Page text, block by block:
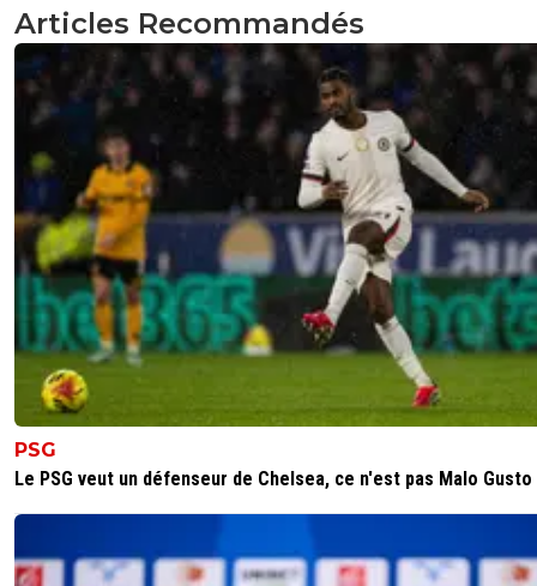
Articles Recommandés
PSG
Le PSG veut un défenseur de Chelsea, ce n'est pas Malo Gusto